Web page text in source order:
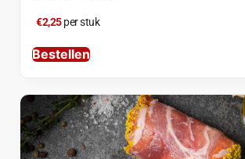
€2,25per stuk
Bestellen